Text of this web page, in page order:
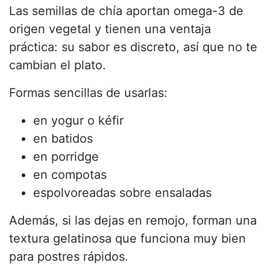
Las semillas de chía aportan omega-3 de
origen vegetal y tienen una ventaja
práctica: su sabor es discreto, así que no te
cambian el plato.
Formas sencillas de usarlas:
en yogur o kéfir
en batidos
en porridge
en compotas
espolvoreadas sobre ensaladas
Además, si las dejas en remojo, forman una
textura gelatinosa que funciona muy bien
para postres rápidos.